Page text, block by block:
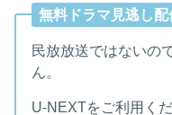
無料ドラマ見逃し配
民放放送ではないの
ん。
U-NEXTをご利用くだ